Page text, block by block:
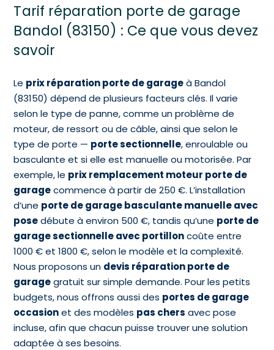
Tarif réparation porte de garage
Bandol (83150) : Ce que vous devez
savoir
Le prix réparation porte de garageà Bandol
(83150) dépend de plusieurs facteurs clés. Il varie
selon le type de panne, comme un problème de
moteur, de ressort ou de câble, ainsi que selon le
type de porte — porte sectionnelle, enroulable ou
basculante et si elle est manuelle ou motorisée. Par
exemple, le prix remplacement moteur porte de
garagecommence à partir de 250 €. L’installation
d’une porte de garage basculante manuelle avec
posedébute à environ 500 €, tandis qu’une porte de
garage sectionnelle avec portilloncoûte entre
1000 € et 1800 €, selon le modèle et la complexité.
Nous proposons un devis réparation porte de
garagegratuit sur simple demande. Pour les petits
budgets, nous offrons aussi des portes de garage
occasionet des modèles pas chers avec pose
incluse, afin que chacun puisse trouver une solution
adaptée à ses besoins.